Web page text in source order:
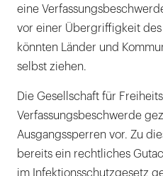
eine
vor einer Übergriffigkeit des
könnten Länder und
selbst ziehen.
Die Gesellschaft für
Verfassungsbeschwerde
Ausgangssperren vor. Zu
bereits ein rechtliches
im Infektionsschutzgesetz